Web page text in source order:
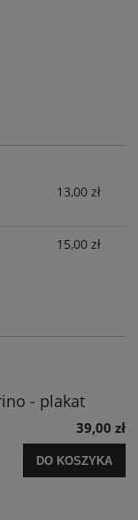
13,00 zł
15,00 zł
- plakat
39,00 zł
DO KOSZYKA